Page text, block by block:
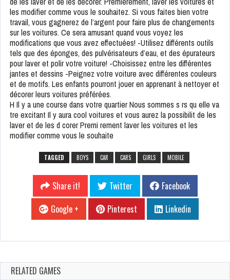
les modifier comme vous le souhaitez. Si vous faites bien votre
travail, vous gagnerez de l’argent pour faire plus de changements
sur les voitures. Ce sera amusant quand vous voyez les
modifications que vous avez effectuées! -Utilisez différents outils
tels que des éponges, des pulvérisateurs d’eau, et des épurateurs
pour laver et polir votre voiture! -Choisissez entre les différentes
jantes et dessins -Peignez votre voiture avec différentes couleurs
et de motifs. Les enfants pourront jouer en apprenant à nettoyer et
décorer leurs voitures préférées.
H Il y a une course dans votre quartier Nous sommes s rs qu elle va
tre excitant Il y aura cool voitures et vous aurez la possibilit de les
laver et de les d corer Premi rement laver les voitures et les
modifier comme vous le souhaite
TAGGED BOYS CAR CARS GIRLS MOBILE
Share it! Twitter
Facebook
Google +
Pinterest Linkedin
RELATED GAMES